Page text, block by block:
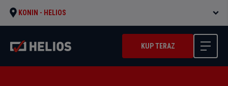
KONIN - HELIOS
KUP TERAZ